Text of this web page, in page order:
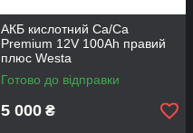
АКБ кислотний Сa/Ca
Premium 12V 100Аh правий
плюс Westa
Готово до відправки
5 000 ₴